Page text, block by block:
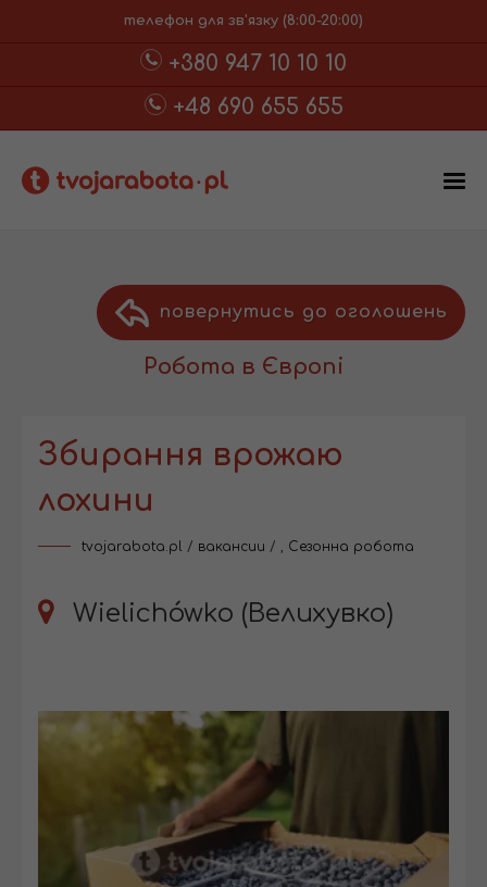
телефон для зв'язку (8:00-20:00)
+380 947 10 10 10
+48 690 655 655
повернутись до оголошень
Робота в Європі
Збирання врожаю
лохини
tvojarabota.pl / вакансии / , Сезонна робота
Wielichówko (Велихувко)